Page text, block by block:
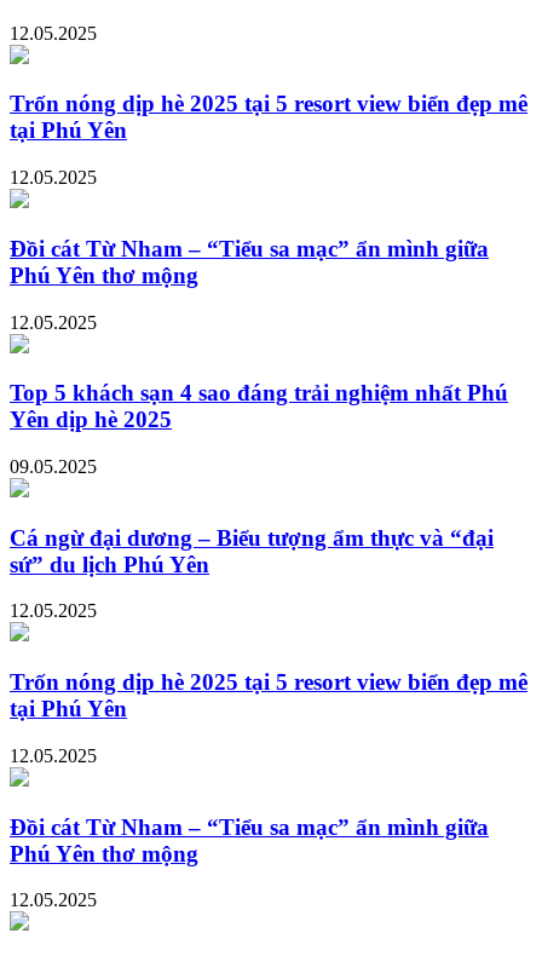
12.05.2025
Trốn nóng dịp hè 2025 tại 5 resort view biển đẹp mê
tại Phú Yên
12.05.2025
Đồi cát Từ Nham – “Tiểu sa mạc” ẩn mình giữa
Phú Yên thơ mộng
12.05.2025
Top 5 khách sạn 4 sao đáng trải nghiệm nhất Phú
Yên dịp hè 2025
09.05.2025
Cá ngừ đại dương – Biểu tượng ẩm thực và “đại
sứ” du lịch Phú Yên
12.05.2025
Trốn nóng dịp hè 2025 tại 5 resort view biển đẹp mê
tại Phú Yên
12.05.2025
Đồi cát Từ Nham – “Tiểu sa mạc” ẩn mình giữa
Phú Yên thơ mộng
12.05.2025